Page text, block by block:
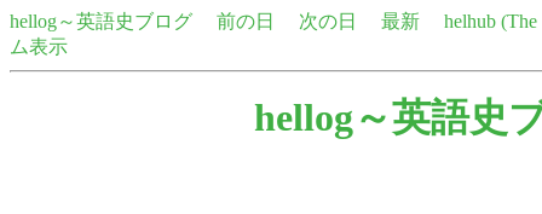
hellog～英語史ブログ 前の日 次の日 最新
helhub
ム表示
hellog～英語史